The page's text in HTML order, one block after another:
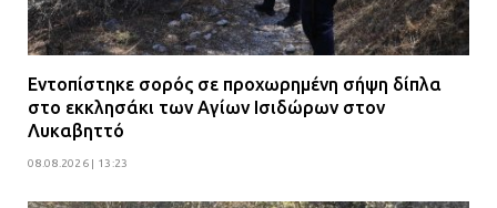
Εντοπίστηκε σορός σε προχωρημένη σήψη δίπλα
στο εκκλησάκι των Αγίων Ισιδώρων στον
Λυκαβηττό
08.08.2026 | 13:23